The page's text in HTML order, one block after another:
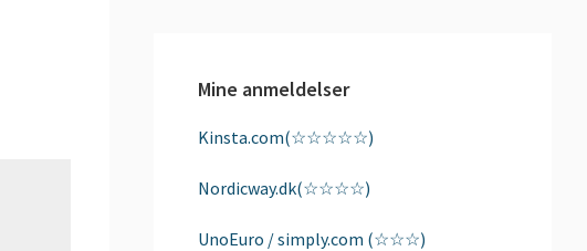
Mine anmeldelser
Kinsta.com(☆☆☆☆☆)
Nordicway.dk(☆☆☆☆)
UnoEuro / simply.com (☆☆☆)